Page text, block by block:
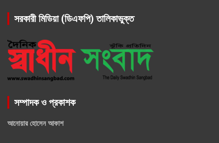
সরকারী মিডিয়া (ডিএফপি) তালিকাভুক্ত
সম্পাদক ও প্রকাশক
আনোয়ার হোসেন আকাশ